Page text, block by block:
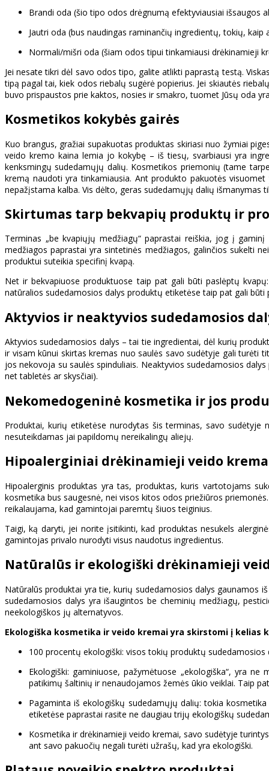
Brandi oda (šio tipo odos drėgnumą efektyviausiai išsaugos
Jautri oda (bus naudingas raminančių ingredientų, tokių,
Normali/mišri oda (šiam odos tipui tinkamiausi drėkinamieji
Jei nesate tikri dėl savo odos tipo, galite atlikti paprastą testą.
tipą pagal tai, kiek odos riebalų sugėrė popierius. Jei skiautės
buvo prispaustos prie kaktos, nosies ir smakro, tuomet Jūsų oda
Kosmetikos kokybės gairės
Kuo brangus, gražiai supakuotas produktas skiriasi nuo žymiai
veido kremo kaina lemia jo kokybę – iš tiesų, svarbiausi yra
kenksmingų sudedamųjų dalių. Kosmetikos priemonių (tame
kremą naudoti yra tinkamiausia. Ant produkto pakuotės
nepažįstama kalba. Vis dėlto, geras sudedamųjų dalių
Skirtumas tarp bekvapių produktų ir
Terminas „be kvapiųjų medžiagų“ paprastai reiškia, jog į
medžiagos paprastai yra sintetinės medžiagos, galinčios sukelti
produktui suteikia specifinį kvapą.
Net ir bekvapiuose produktuose taip pat gali būti paslėptų
natūralios sudedamosios dalys produktų etiketėse taip pat gali
Aktyvios ir neaktyvios sudedamosios
Aktyvios sudedamosios dalys – tai tie ingredientai, dėl kurių
ir visam kūnui skirtas kremas nuo saulės savo sudėtyje gali turėti
jos nekovoja su saulės spinduliais. Neaktyvios sudedamosios
net tabletės ar skysčiai).
Nekomedogeninė kosmetika ir jos
Produktai, kurių etiketėse nurodytas šis terminas, savo
nesuteikdamas jai papildomų nereikalingų aliejų.
Hipoalerginiai drėkinamieji veido
Hipoalerginis produktas yra tas, produktas, kuris vartotojams
kosmetika bus saugesnė, nei visos kitos odos priežiūros
reikalaujama, kad gamintojai paremtų šiuos teiginius.
Taigi, ką daryti, jei norite įsitikinti, kad produktas nesukels
gamintojas privalo nurodyti visus naudotus ingredientus.
Natūralūs ir ekologiški drėkinamieji
Natūralūs produktai yra tie, kurių sudedamosios dalys gaunamos
sudedamosios dalys yra išaugintos be cheminių medžiagų,
neekologiškos jų alternatyvos.
Ekologiška kosmetika ir veido kremai yra skirstomi į kelias
100 procentų ekologiški: visos tokių produktų
Ekologiški: gaminiuose, pažymėtuose „ekologiška“, yra
patikimų šaltinių ir nenaudojamos žemės ūkio veiklai. Taip
Pagaminta iš ekologiškų sudedamųjų dalių: tokia
etiketėse paprastai rasite ne daugiau trijų ekologiškų
Kosmetika ir drėkinamieji veido kremai, savo sudėtyje
ant savo pakuočių negali turėti užrašų, kad yra ekologiški.